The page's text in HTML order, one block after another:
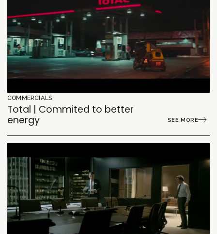
COMMERCIALS
Total | Commited to better
energy
SEE MORE